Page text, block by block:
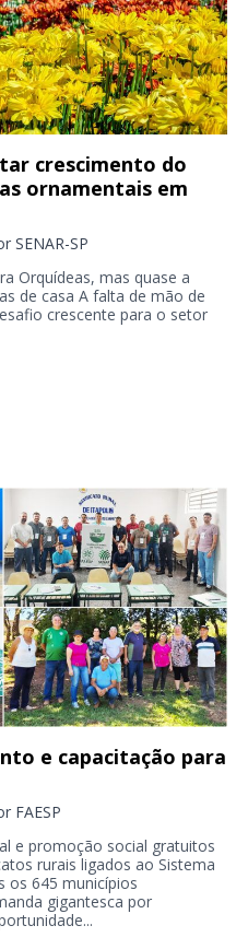
crescimento do
ornamentais em
SENAR-SP
Orquídeas, mas quase a
de casa A falta de mão de
crescente para o setor
e capacitação para
FAESP
e promoção social gratuitos
rurais ligados ao Sistema
os 645 municípios
gigantesca por